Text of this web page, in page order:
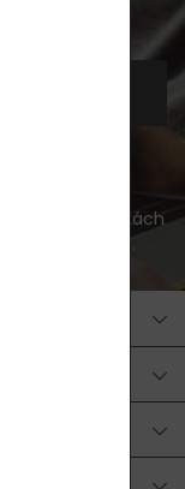
akčních nabídkách
.